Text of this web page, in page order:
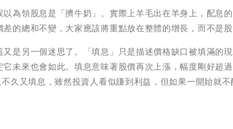
為領股息是「擠牛奶」。實際上羊毛出在羊身上，配息
的總和不變，大家應該將重點放在整體的增長，而不是股
是另一個迷思了。「填息」只是描述價格缺口被填滿的
未來也會如此。填息意味著股價再次上漲，幅度剛好超
久又填息，雖然投資人看似賺到利益，但如果一開始就不